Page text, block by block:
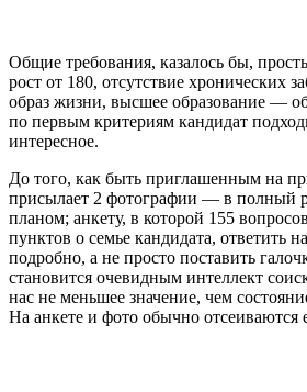
Общие требования, казалось бы,
рост от 180, отсутствие хронических
образ жизни, высшее образование —
по первым критериям кандидат
интересное.
До того, как быть приглашенным на
присылает 2 фотографии — в полный
планом; анкету, в которой 155
пунктов о семье кандидата, ответить
подробно, а не просто поставить
становится очевидным интеллект
нас не меньшее значение, чем
На анкете и фото обычно отсеиваются